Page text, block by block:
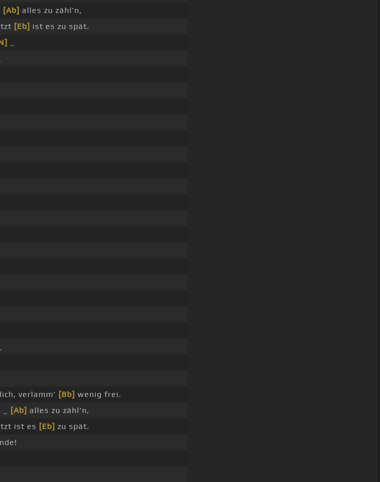
[Ab] alles zu zähl'n,
[Eb] ist es zu spät.
verlamm' [Bb] wenig frei.
[Ab] alles zu zähl'n,
ist es [Eb] zu spät.